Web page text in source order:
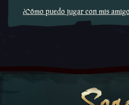
¿Cómo puedo jugar con mis